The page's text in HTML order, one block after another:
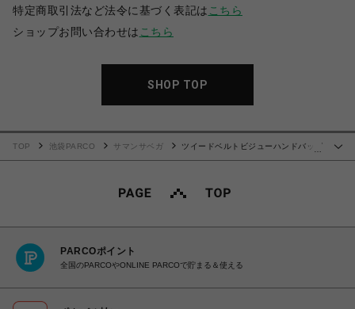
特定商取引法など法令に基づく表記は こちら
ショップお問い合わせは こちら
SHOP TOP
TOP 池袋PARCO サマンサベガ
ツイードベルトビジューハンドバッグ
PARCOポイント
全国のPARCOやONLINE PARCOで貯まる＆使える